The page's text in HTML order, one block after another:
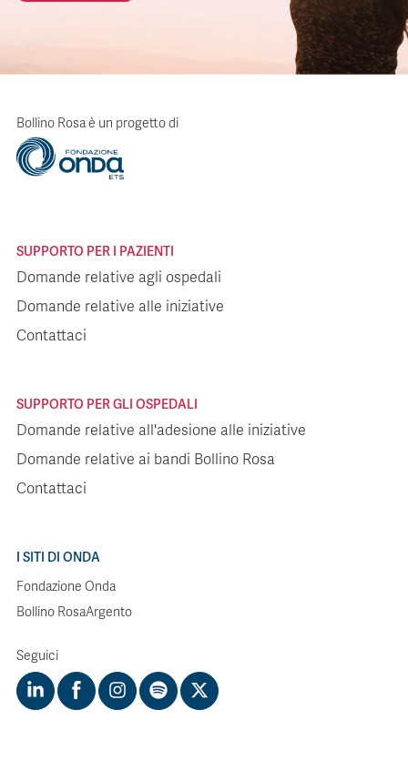
Bollino Rosa è un progetto di
SUPPORTO PER I PAZIENTI
Domande relative agli ospedali
Domande relative alle iniziative
Contattaci
SUPPORTO PER GLI OSPEDALI
Domande relative all'adesione alle iniziative
Domande relative ai bandi Bollino Rosa
Contattaci
I SITI DI ONDA
Fondazione Onda
Bollino RosaArgento
Seguici